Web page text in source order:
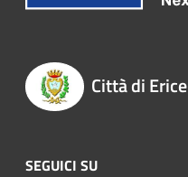
Città di Erice
SEGUICI SU